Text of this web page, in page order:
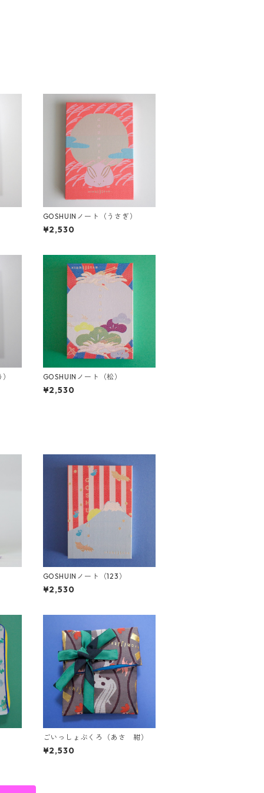
GOSHUINノート（うさぎ）
¥2,530
GOSHUINノート（松）
¥2,530
GOSHUINノート（123）
¥2,530
ごいっしょぶくろ（あさ 紺）
¥2,530